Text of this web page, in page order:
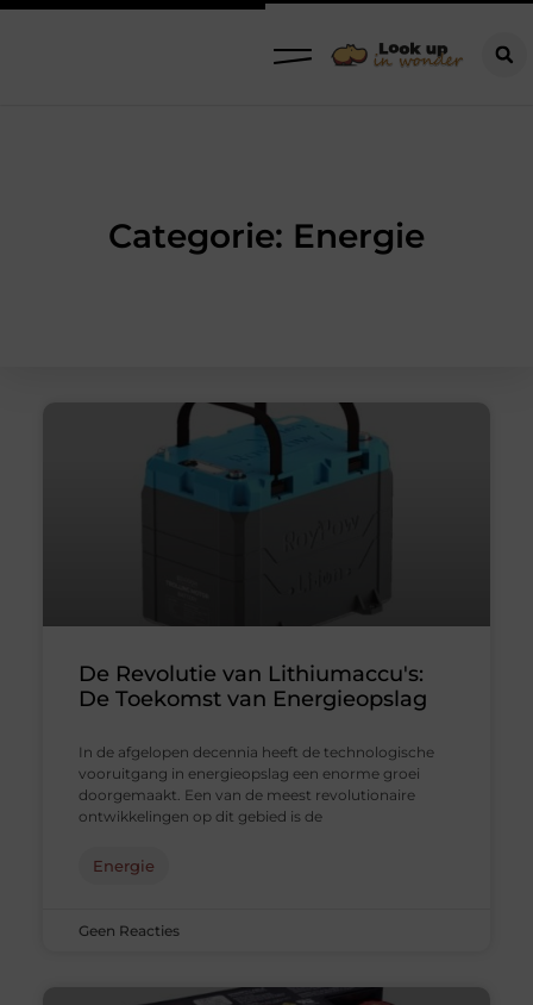
Categorie: Energie
De Revolutie van Lithiumaccu's:
De Toekomst van Energieopslag
In de afgelopen decennia heeft de technologische
vooruitgang in energieopslag een enorme groei
doorgemaakt. Een van de meest revolutionaire
ontwikkelingen op dit gebied is de
Energie
Geen Reacties